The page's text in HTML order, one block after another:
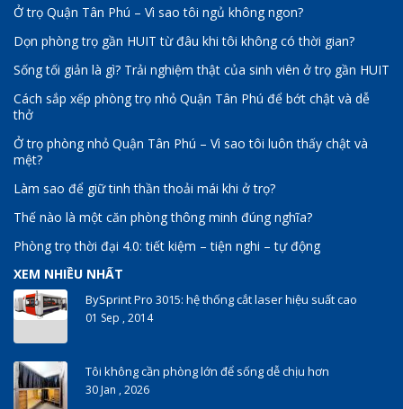
Ở trọ Quận Tân Phú – Vì sao tôi ngủ không ngon?
Dọn phòng trọ gần HUIT từ đâu khi tôi không có thời gian?
Sống tối giản là gì? Trải nghiệm thật của sinh viên ở trọ gần HUIT
Cách sắp xếp phòng trọ nhỏ Quận Tân Phú để bớt chật và dễ
thở
Ở trọ phòng nhỏ Quận Tân Phú – Vì sao tôi luôn thấy chật và
mệt?
Làm sao để giữ tinh thần thoải mái khi ở trọ?
Thế nào là một căn phòng thông minh đúng nghĩa?
Phòng trọ thời đại 4.0: tiết kiệm – tiện nghi – tự động
XEM NHIỀU NHẤT
BySprint Pro 3015: hệ thống cắt laser hiệu suất cao
01 Sep , 2014
Tôi không cần phòng lớn để sống dễ chịu hơn
30 Jan , 2026